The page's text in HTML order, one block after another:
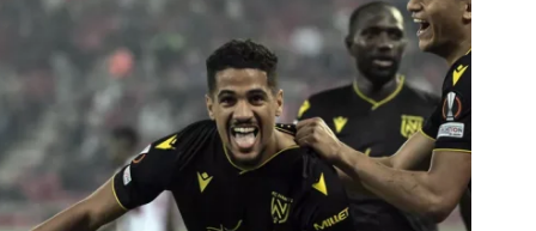
week-
end